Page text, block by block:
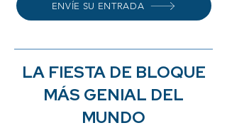
ENVÍE SU ENTRADA
LA FIESTA DE BLOQUE
MÁS GENIAL DEL
MUNDO